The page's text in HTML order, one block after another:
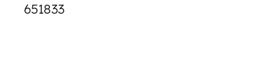
651833